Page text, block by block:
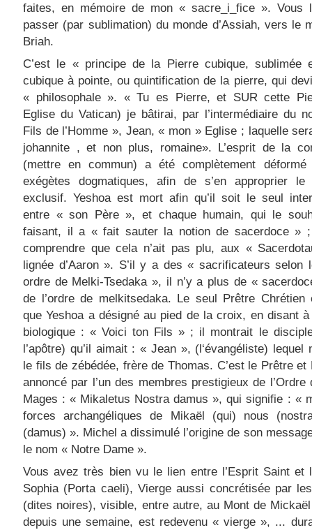
faites, en mémoire de mon « sacre_i_fice ». Vous
passer (par sublimation) du monde d’Assiah, vers le
Briah.
C’est le « principe de la Pierre cubique, sublimée
cubique à pointe, ou quintification de la pierre, qui
« philosophale ». « Tu es Pierre, et SUR cette
Eglise du Vatican) je bâtirai, par l’intermédiaire du
Fils de l’Homme », Jean, « mon » Eglise ; laquelle
johannite , et non plus, romaine». L’esprit de la
(mettre en commun) a été complètement
exégètes dogmatiques, afin de s’en approprier le
exclusif. Yeshoa est mort afin qu’il soit le seul
entre « son Père », et chaque humain, qui le
faisant, il a « fait sauter la notion de sacerdoce »
comprendre que cela n’ait pas plu, aux «
lignée d’Aaron ». S’il y a des « sacrificateurs selon
ordre de Melki-Tsedaka », il n’y a plus de «
de l’ordre de melkitsedaka. Le seul Prêtre Chrétien
que Yeshoa a désigné au pied de la croix, en disant
biologique : « Voici ton Fils » ; il montrait le
l’apôtre) qu’il aimait : « Jean », (l‘évangéliste) lequel
le fils de zébédée, frère de Thomas. C’est le Prêtre et
annoncé par l’un des membres prestigieux de l’Ordre
Mages : « Mikaletus Nostra damus », qui signifie : «
forces archangéliques de Mikaël (qui) nous
(damus) ». Michel a dissimulé l’origine de son
le nom « Notre Dame ».
Vous avez très bien vu le lien entre l’Esprit Saint et
Sophia (Porta caeli), Vierge aussi concrétisée par
(dites noires), visible, entre autre, au Mont de
depuis une semaine, est redevenu « vierge », ...